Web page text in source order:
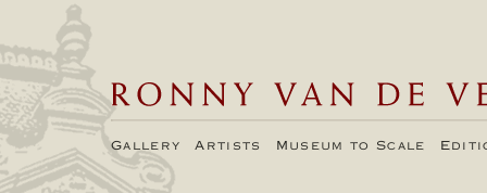
Gallery Artists Museum to Scale